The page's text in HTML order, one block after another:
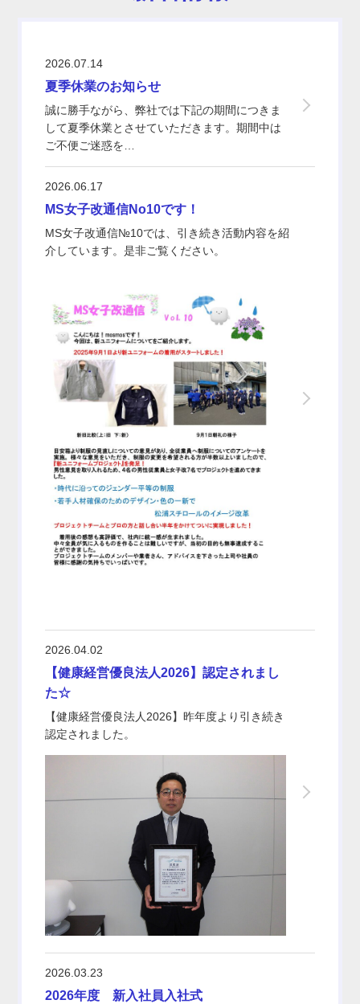
2026.07.14
夏季休業のお知らせ
誠に勝手ながら、弊社では下記の期間につきま
して夏季休業とさせていただきます。期間中は
ご不便ご迷惑を…
2026.06.17
MS女子改通信No10です！
MS女子改通信№10では、引き続き活動内容を紹
介しています。是非ご覧ください。
2026.04.02
【健康経営優良法人2026】認定されまし
た☆
【健康経営優良法人2026】昨年度より引き続き
認定されました。
2026.03.23
2026年度 新入社員入社式